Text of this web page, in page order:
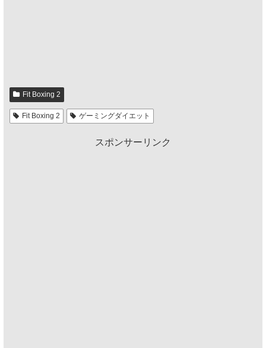
Fit Boxing 2
Fit Boxing 2 ゲーミングダイエット
スポンサーリンク